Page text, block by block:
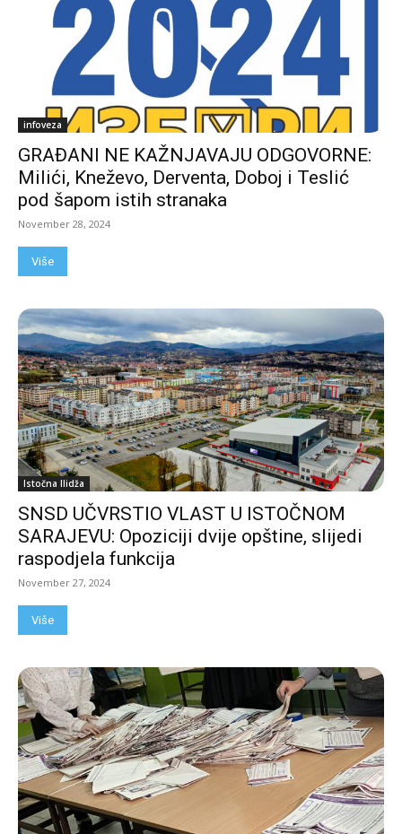
infoveza
GRAĐANI NE KAŽNJAVAJU ODGOVORNE:
Milići, Kneževo, Derventa, Doboj i Teslić
pod šapom istih stranaka
November 28, 2024
Više
Istočna Ilidža
SNSD UČVRSTIO VLAST U ISTOČNOM
SARAJEVU: Opoziciji dvije opštine, slijedi
raspodjela funkcija
November 27, 2024
Više